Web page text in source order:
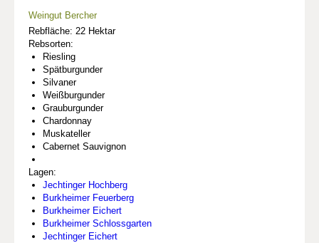
Weingut Bercher
Rebfläche: 22 Hektar
Rebsorten:
Riesling
Spätburgunder
Silvaner
Weißburgunder
Grauburgunder
Chardonnay
Muskateller
Cabernet Sauvignon
Lagen:
Jechtinger Hochberg
Burkheimer Feuerberg
Burkheimer Eichert
Burkheimer Schlossgarten
Jechtinger Eichert